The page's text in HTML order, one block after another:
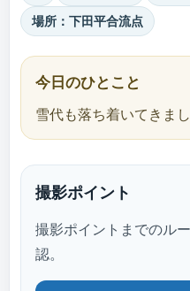
場所：下田平合流点
今日のひとこと
雪代も落ち着いてきま
撮影ポイント
撮影ポイントまでのル
認。